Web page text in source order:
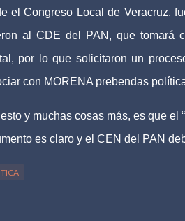
el Congreso Local de Veracruz,
al CDE del PAN, que tomará
por lo que solicitaron un
con MORENA prebendas
esto y muchas cosas más, es que
es claro y el CEN del PAN